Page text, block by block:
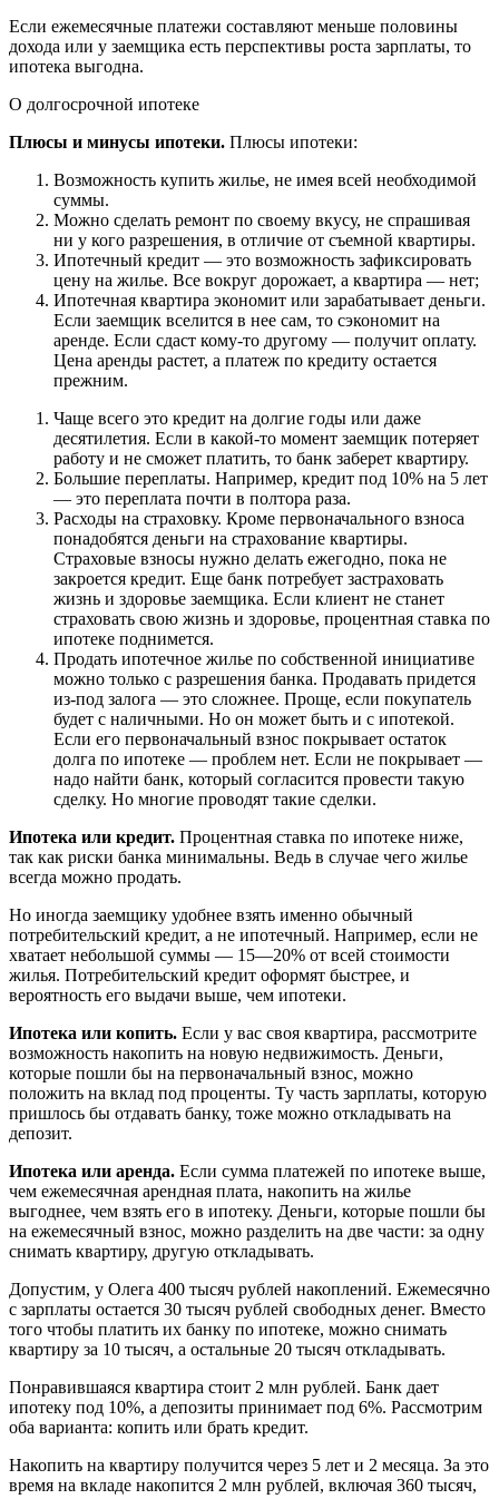
Если ежемесячные платежи составляют меньше половины
дохода или у заемщика есть перспективы роста зарплаты, то
ипотека выгодна.
О долгосрочной ипотеке
Плюсы и минусы ипотеки. Плюсы ипотеки:
Возможность купить жилье, не имея всей необходимой
суммы.
Можно сделать ремонт по своему вкусу, не спрашивая
ни у кого разрешения, в отличие от съемной квартиры.
Ипотечный кредит — это возможность зафиксировать
цену на жилье. Все вокруг дорожает, а квартира — нет;
Ипотечная квартира экономит или зарабатывает деньги.
Если заемщик вселится в нее сам, то сэкономит на
аренде. Если сдаст кому-то другому — получит оплату.
Цена аренды растет, а платеж по кредиту остается
прежним.
Чаще всего это кредит на долгие годы или даже
десятилетия. Если в какой-то момент заемщик потеряет
работу и не сможет платить, то банк заберет квартиру.
Большие переплаты. Например, кредит под 10% на 5 лет
— это переплата почти в полтора раза.
Расходы на страховку. Кроме первоначального взноса
понадобятся деньги на страхование квартиры.
Страховые взносы нужно делать ежегодно, пока не
закроется кредит. Еще банк потребует застраховать
жизнь и здоровье заемщика. Если клиент не станет
страховать свою жизнь и здоровье, процентная ставка по
ипотеке поднимется.
Продать ипотечное жилье по собственной инициативе
можно только с разрешения банка. Продавать придется
из-под залога — это сложнее. Проще, если покупатель
будет с наличными. Но он может быть и с ипотекой.
Если его первоначальный взнос покрывает остаток
долга по ипотеке — проблем нет. Если не покрывает —
надо найти банк, который согласится провести такую
сделку. Но многие проводят такие сделки.
Ипотека или кредит. Процентная ставка по ипотеке ниже,
так как риски банка минимальны. Ведь в случае чего жилье
всегда можно продать.
Но иногда заемщику удобнее взять именно обычный
потребительский кредит, а не ипотечный. Например, если не
хватает небольшой суммы — 15—20% от всей стоимости
жилья. Потребительский кредит оформят быстрее, и
вероятность его выдачи выше, чем ипотеки.
Ипотека или копить. Если у вас своя квартира, рассмотрите
возможность накопить на новую недвижимость. Деньги,
которые пошли бы на первоначальный взнос, можно
положить на вклад под проценты. Ту часть зарплаты, которую
пришлось бы отдавать банку, тоже можно откладывать на
депозит.
Ипотека или аренда. Если сумма платежей по ипотеке выше,
чем ежемесячная арендная плата, накопить на жилье
выгоднее, чем взять его в ипотеку. Деньги, которые пошли бы
на ежемесячный взнос, можно разделить на две части: за одну
снимать квартиру, другую откладывать.
Допустим, у Олега 400 тысяч рублей накоплений. Ежемесячно
с зарплаты остается 30 тысяч рублей свободных денег. Вместо
того чтобы платить их банку по ипотеке, можно снимать
квартиру за 10 тысяч, а остальные 20 тысяч откладывать.
Понравившаяся квартира стоит 2 млн рублей. Банк дает
ипотеку под 10%, а депозиты принимает под 6%. Рассмотрим
оба варианта: копить или брать кредит.
Накопить на квартиру получится через 5 лет и 2 месяца. За это
время на вкладе накопится 2 млн рублей, включая 360 тысяч,